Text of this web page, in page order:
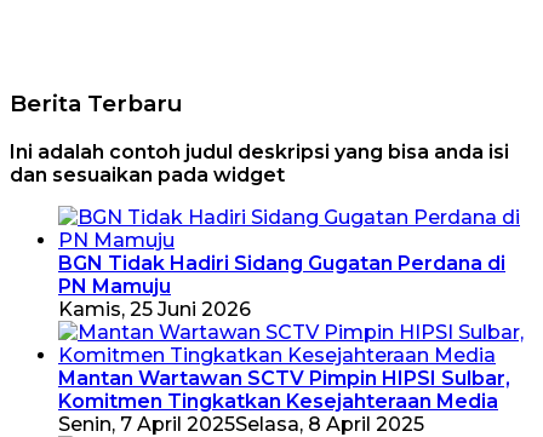
Berita Terbaru
Ini adalah contoh judul deskripsi yang bisa anda isi
dan sesuaikan pada widget
BGN Tidak Hadiri Sidang Gugatan Perdana di
PN Mamuju
Kamis, 25 Juni 2026
Mantan Wartawan SCTV Pimpin HIPSI Sulbar,
Komitmen Tingkatkan Kesejahteraan Media
Senin, 7 April 2025Selasa, 8 April 2025